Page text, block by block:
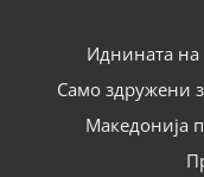
Иднината на
Само здружени
Македонија